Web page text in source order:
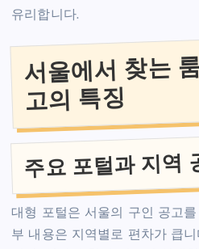
유리합니다.
서울에서 찾는
고의 특징
주요 포털과 지역
대형 포털은 서울의 구인 공고
부 내용은 지역별로 편차가 큽